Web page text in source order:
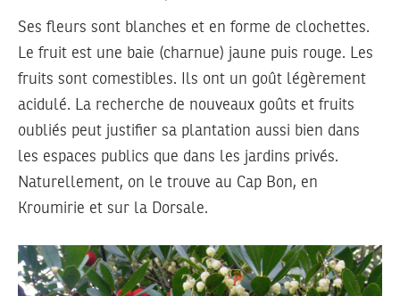
Ses fleurs sont blanches et en forme de clochettes.
Le fruit est une baie (charnue) jaune puis rouge. Les
fruits sont comestibles. Ils ont un goût légèrement
acidulé. La recherche de nouveaux goûts et fruits
oubliés peut justifier sa plantation aussi bien dans
les espaces publics que dans les jardins privés.
Naturellement, on le trouve au Cap Bon, en
Kroumirie et sur la Dorsale.